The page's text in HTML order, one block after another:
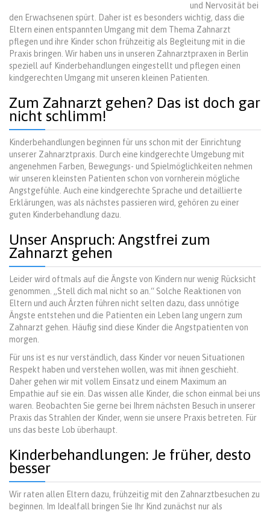
und Nervosität bei
den Erwachsenen spürt. Daher ist es besonders wichtig, dass die
Eltern einen entspannten Umgang mit dem Thema Zahnarzt
pflegen und ihre Kinder schon frühzeitig als Begleitung mit in die
Praxis bringen. Wir haben uns in unseren Zahnarztpraxen in Berlin
speziell auf Kinderbehandlungen eingestellt und pflegen einen
kindgerechten Umgang mit unseren kleinen Patienten.
Zum Zahnarzt gehen? Das ist doch gar
nicht schlimm!
Kinderbehandlungen beginnen für uns schon mit der Einrichtung
unserer Zahnarztpraxis. Durch eine kindgerechte Umgebung mit
angenehmen Farben, Bewegungs- und Spielmöglichkeiten nehmen
wir unseren kleinsten Patienten schon von vornherein mögliche
Angstgefühle. Auch eine kindgerechte Sprache und detaillierte
Erklärungen, was als nächstes passieren wird, gehören zu einer
guten Kinderbehandlung dazu.
Unser Anspruch: Angstfrei zum
Zahnarzt gehen
Leider wird oftmals auf die Ängste von Kindern nur wenig Rücksicht
genommen. „Stell dich mal nicht so an.“ Solche Reaktionen von
Eltern und auch Ärzten führen nicht selten dazu, dass unnötige
Ängste entstehen und die Patienten ein Leben lang ungern zum
Zahnarzt gehen. Häufig sind diese Kinder die Angstpatienten von
morgen.
Für uns ist es nur verständlich, dass Kinder vor neuen Situationen
Respekt haben und verstehen wollen, was mit ihnen geschieht.
Daher gehen wir mit vollem Einsatz und einem Maximum an
Empathie auf sie ein. Das wissen alle Kinder, die schon einmal bei uns
waren. Beobachten Sie gerne bei Ihrem nächsten Besuch in unserer
Praxis das Strahlen der Kinder, wenn sie unsere Praxis betreten. Für
uns das beste Lob überhaupt.
Kinderbehandlungen: Je früher, desto
besser
Wir raten allen Eltern dazu, frühzeitig mit den Zahnarztbesuchen zu
beginnen. Im Idealfall bringen Sie Ihr Kind zunächst nur als